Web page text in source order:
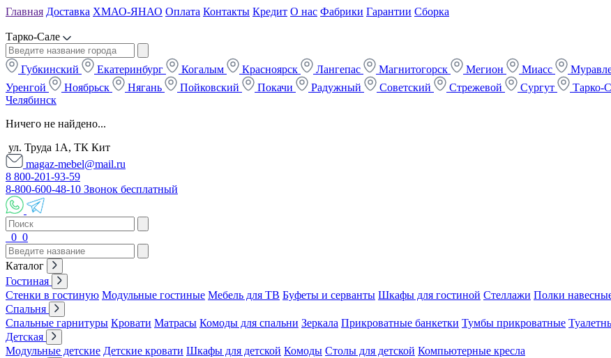
Главная Доставка ХМАО-ЯНАО Оплата Контакты Кредит О нас Фабрики Гарантии Сборка
Тарко-Сале
Губкинский Екатеринбург Когалым Красноярск Лангепас Магнитогорск Мегион Миасс
Уренгой
Ноябрьск Нягань Пойковский Покачи Радужный Советский Стрежевой Сургут Тарко-
Челябинск
Ничего не найдено...
ул. Труда 1А, ТК Кит
magaz-mebel@mail.ru
8 800-201-93-59
8-800-600-48-10 Звонок бесплатный
0 0
Каталог
Гостиная
Стенки в гостиную Модульные гостиные Мебель для ТВ Буфеты и серванты Шкафы для гостиной Стеллажи Полки
Спальня
Спальные гарнитуры Кровати Матрасы Комоды для спальни Зеркала Прикроватные банкетки Тумбы прикроватные
Детская
Модульные детские Детские кровати Шкафы для детской Комоды Столы для детской Компьютерные кресла